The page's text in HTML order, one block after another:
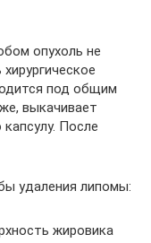
опухоль не
под общим
выкачивает
После
удаления липомы:
жировика